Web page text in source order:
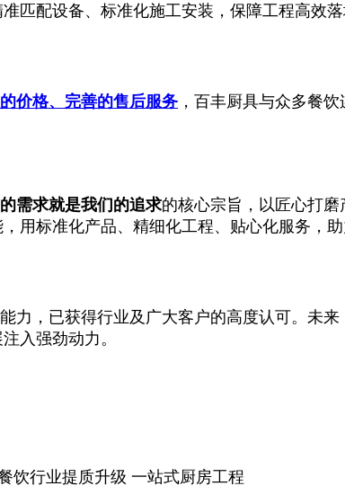
匹配设备、标准化施工安装，保障工程高效
价格、完善的售后服务 ，百丰厨具与众多餐
需求就是我们的追求的核心宗旨，以匠心打
用标准化产品、精细化工程、贴心化服务，
力，已获得行业及广大客户的高度认可。未
入强劲动力。
饮行业提质升级 一站式厨房工程